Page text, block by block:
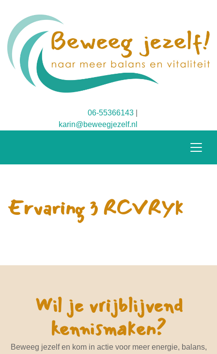
06-55366143
karin@beweegjezelf.nl
Ervaring 3 RCVRYk
Wil je vrijblijvend
kennismaken?
Beweeg jezelf en kom in actie voor meer energie, balans,